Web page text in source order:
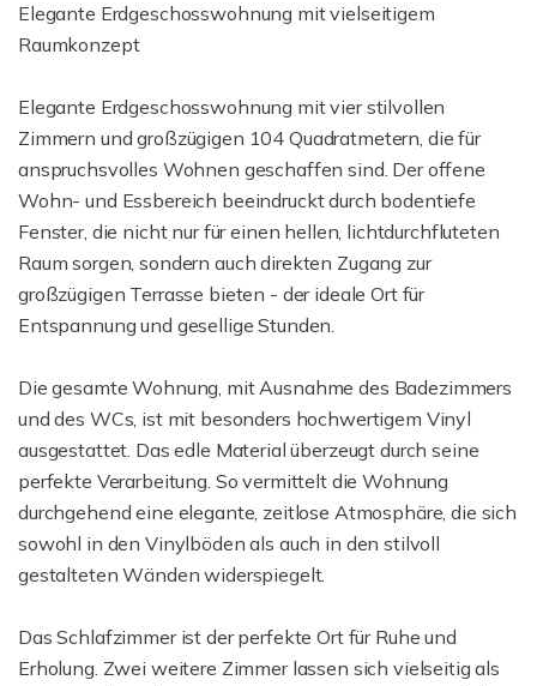
Elegante Erdgeschosswohnung mit vielseitigem
Raumkonzept
Elegante Erdgeschosswohnung mit vier stilvollen
Zimmern und großzügigen 104 Quadratmetern, die für
anspruchsvolles Wohnen geschaffen sind. Der offene
Wohn- und Essbereich beeindruckt durch bodentiefe
Fenster, die nicht nur für einen hellen, lichtdurchfluteten
Raum sorgen, sondern auch direkten Zugang zur
großzügigen Terrasse bieten - der ideale Ort für
Entspannung und gesellige Stunden.
Die gesamte Wohnung, mit Ausnahme des Badezimmers
und des WCs, ist mit besonders hochwertigem Vinyl
ausgestattet. Das edle Material überzeugt durch seine
perfekte Verarbeitung. So vermittelt die Wohnung
durchgehend eine elegante, zeitlose Atmosphäre, die sich
sowohl in den Vinylböden als auch in den stilvoll
gestalteten Wänden widerspiegelt.
Das Schlafzimmer ist der perfekte Ort für Ruhe und
Erholung. Zwei weitere Zimmer lassen sich vielseitig als